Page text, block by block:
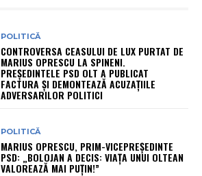
POLITICĂ
CONTROVERSA CEASULUI DE LUX PURTAT DE
MARIUS OPRESCU LA SPINENI.
PREȘEDINTELE PSD OLT A PUBLICAT
FACTURA ȘI DEMONTEAZĂ ACUZAȚIILE
ADVERSARILOR POLITICI
POLITICĂ
MARIUS OPRESCU, PRIM-VICEPREȘEDINTE
PSD: „BOLOJAN A DECIS: VIAȚA UNUI OLTEAN
VALOREAZĂ MAI PUȚIN!”